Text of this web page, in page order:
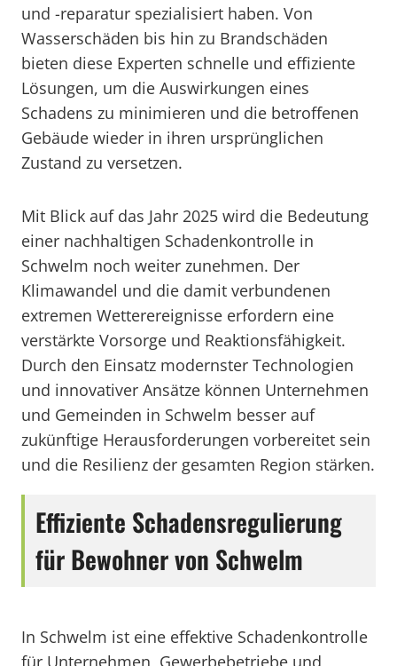
und -reparatur spezialisiert haben. Von
Wasserschäden bis hin zu Brandschäden
bieten diese Experten schnelle und effiziente
Lösungen, um die Auswirkungen eines
Schadens zu minimieren und die betroffenen
Gebäude wieder in ihren ursprünglichen
Zustand zu versetzen.
Mit Blick auf das Jahr 2025 wird die Bedeutung
einer nachhaltigen Schadenkontrolle in
Schwelm noch weiter zunehmen. Der
Klimawandel und die damit verbundenen
extremen Wetterereignisse erfordern eine
verstärkte Vorsorge und Reaktionsfähigkeit.
Durch den Einsatz modernster Technologien
und innovativer Ansätze können Unternehmen
und Gemeinden in Schwelm besser auf
zukünftige Herausforderungen vorbereitet sein
und die Resilienz der gesamten Region stärken.
Effiziente Schadensregulierung
für Bewohner von Schwelm
In Schwelm ist eine effektive Schadenkontrolle
für Unternehmen, Gewerbebetriebe und